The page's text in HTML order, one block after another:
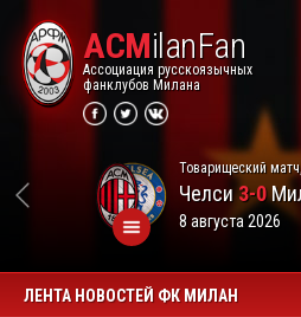
ACMilanFan
Ассоциация русскоязычных
фанклубов Милана
Товарищеский
Челси3-0
8 августа 2026
ЛЕНТА НОВОСТЕЙ ФК МИЛАН